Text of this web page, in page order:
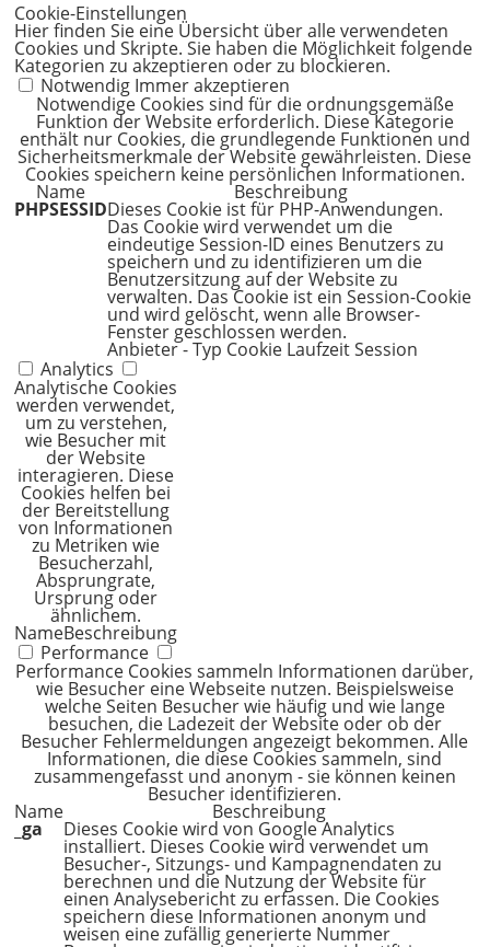
Cookie-Einstellungen
Hier finden Sie eine Übersicht über alle verwendeten
Cookies und Skripte. Sie haben die Möglichkeit folgende
Kategorien zu akzeptieren oder zu blockieren.
Notwendig Immer akzeptieren
Notwendige Cookies sind für die ordnungsgemäße
Funktion der Website erforderlich. Diese Kategorie
enthält nur Cookies, die grundlegende Funktionen und
Sicherheitsmerkmale der Website gewährleisten. Diese
Cookies speichern keine persönlichen Informationen.
Name Beschreibung
PHPSESSIDDieses Cookie ist für PHP-Anwendungen.
Das Cookie wird verwendet um die
eindeutige Session-ID eines Benutzers zu
speichern und zu identifizieren um die
Benutzersitzung auf der Website zu
verwalten. Das Cookie ist ein Session-Cookie
und wird gelöscht, wenn alle Browser-
Fenster geschlossen werden.
Anbieter- Typ Cookie Laufzeit Session
Analytics
Analytische Cookies
werden verwendet,
um zu verstehen,
wie Besucher mit
der Website
interagieren. Diese
Cookies helfen bei
der Bereitstellung
von Informationen
zu Metriken wie
Besucherzahl,
Absprungrate,
Ursprung oder
ähnlichem.
NameBeschreibung
Performance
Performance Cookies sammeln Informationen darüber,
wie Besucher eine Webseite nutzen. Beispielsweise
welche Seiten Besucher wie häufig und wie lange
besuchen, die Ladezeit der Website oder ob der
Besucher Fehlermeldungen angezeigt bekommen. Alle
Informationen, die diese Cookies sammeln, sind
zusammengefasst und anonym - sie können keinen
Besucher identifizieren.
Name Beschreibung
_ga Dieses Cookie wird von Google Analytics
installiert. Dieses Cookie wird verwendet um
Besucher-, Sitzungs- und Kampagnendaten zu
berechnen und die Nutzung der Website für
einen Analysebericht zu erfassen. Die Cookies
speichern diese Informationen anonym und
weisen eine zufällig generierte Nummer